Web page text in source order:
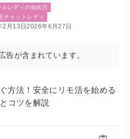
ルレディの始め方
チャットレディ
2月13日2026年6月27日
告が含まれています。